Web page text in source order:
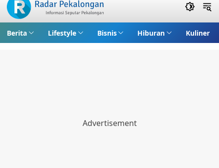
Berita Lifestyle Bisnis Hiburan Kuliner